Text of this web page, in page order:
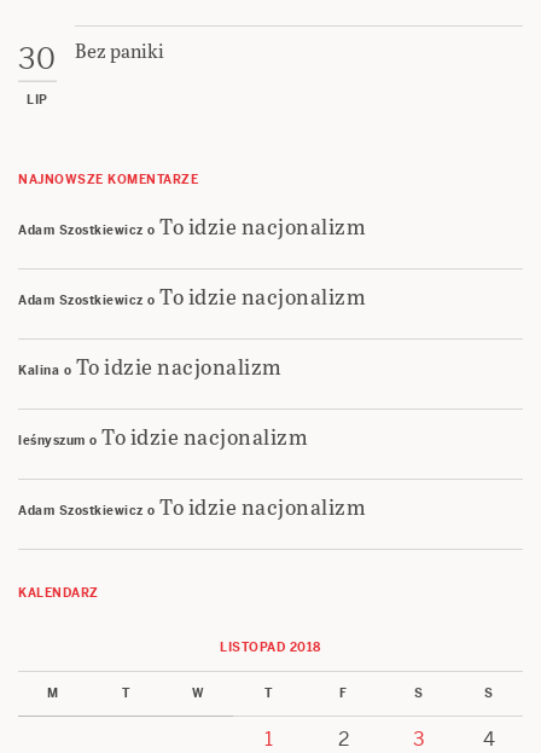
30
LIP
Bez paniki
NAJNOWSZE KOMENTARZE
Adam Szostkiewicz o To idzie nacjonalizm
Adam Szostkiewicz o To idzie nacjonalizm
Kalina o To idzie nacjonalizm
leśnyszum o To idzie nacjonalizm
Adam Szostkiewicz o To idzie nacjonalizm
KALENDARZ
LISTOPAD 2018
M T W T F S S
1 2 3
4